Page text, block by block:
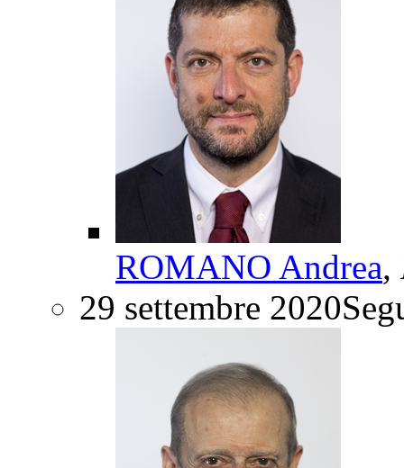
ROMANO Andrea,
29 settembre 2020